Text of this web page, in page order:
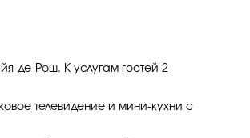
де-Рош. К услугам гостей 2
телевидение и мини-кухни с